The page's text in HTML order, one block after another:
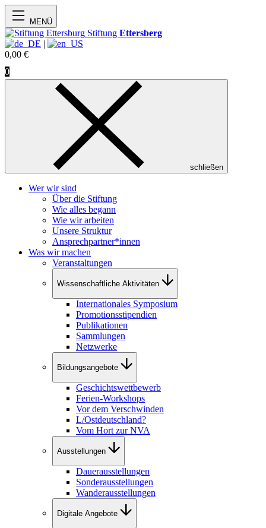
MENÜ
Stiftung Ettersberg
|
0,00 €
0
schließen
Wer wir sind
Über die Stiftung
Wie alles begann
Wie wir arbeiten
Unsere Struktur
Ansprechpartner*innen
Was wir machen
Veranstaltungen
Wissenschaftliche Aktivitäten
Internationales Symposium
Promotionsstipendien
Publikationen
Sammlungen
Netzwerke
Bildungsangebote
Geschichtswettbewerb
Ferien-Workshops
Vor dem Verschwinden
L/Ostdeutschland?
Vom Hort zur NVA
Ausstellungen
Dauerausstellungen
Sonderausstellungen
Wanderausstellungen
Digitale Angebote